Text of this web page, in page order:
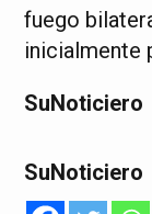
fuego
inicialmente
SuNoticiero
SuNoticiero